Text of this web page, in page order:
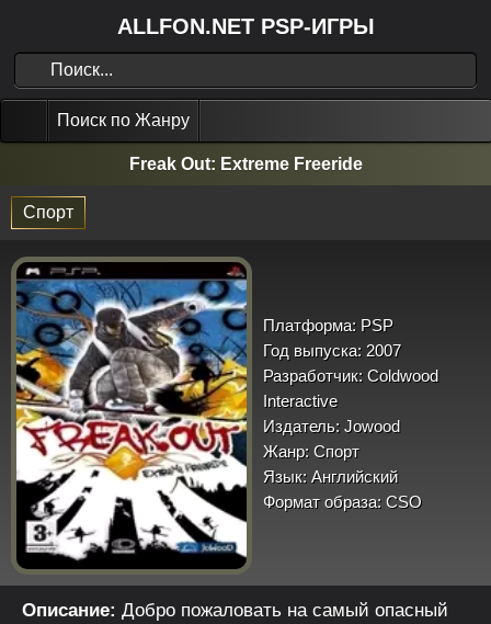
ALLFON.NET PSP-ИГРЫ
Поиск по Жанру
Freak Out: Extreme Freeride
Спорт
Платформа: PSP
Год выпуска: 2007
Разработчик: Coldwood
Interactive
Издатель: Jowood
Жанр: Спорт
Язык: Английский
Формат образа: CSO
Описание: Добро пожаловать на самый опасный